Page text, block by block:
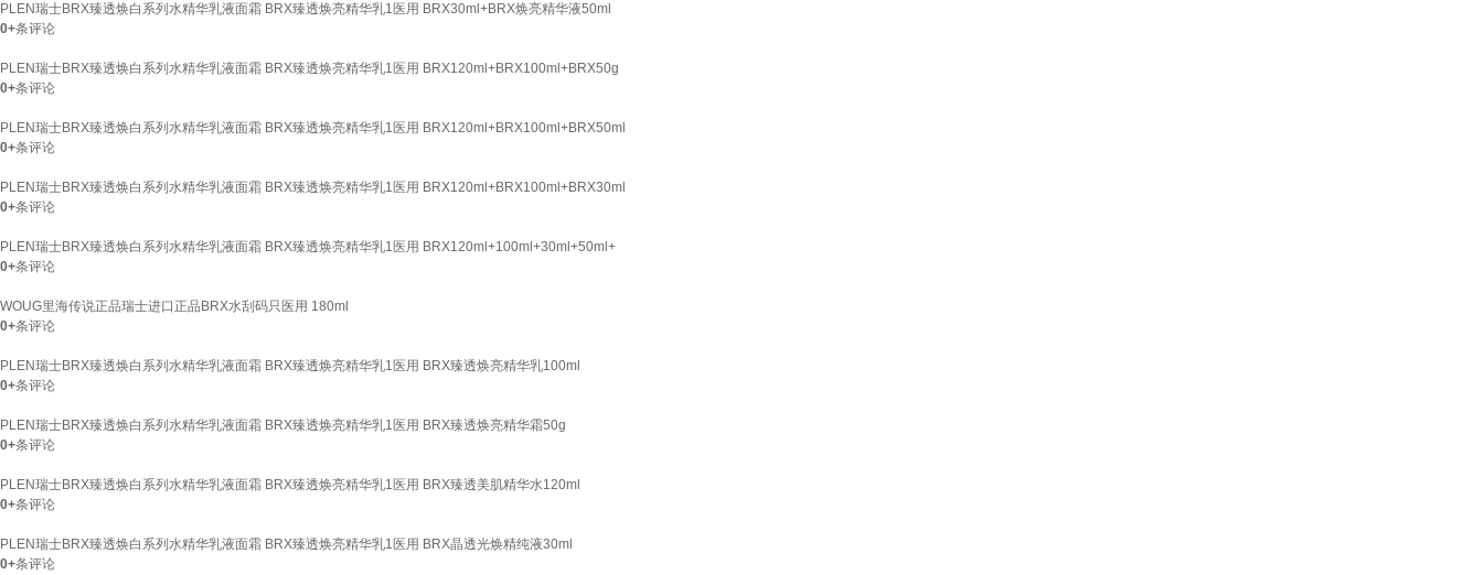
PLEN瑞士BRX臻透焕白系列水精华乳液面霜 BRX臻透焕亮精华乳1医用 BRX30ml+BRX焕亮精华液50ml
0+条评论
PLEN瑞士BRX臻透焕白系列水精华乳液面霜 BRX臻透焕亮精华乳1医用 BRX120ml+BRX100ml+BRX50g
0+条评论
PLEN瑞士BRX臻透焕白系列水精华乳液面霜 BRX臻透焕亮精华乳1医用 BRX120ml+BRX100ml+BRX50ml
0+条评论
PLEN瑞士BRX臻透焕白系列水精华乳液面霜 BRX臻透焕亮精华乳1医用 BRX120ml+BRX100ml+BRX30ml
0+条评论
PLEN瑞士BRX臻透焕白系列水精华乳液面霜 BRX臻透焕亮精华乳1医用 BRX120ml+100ml+30ml+50ml+
0+条评论
WOUG里海传说正品瑞士进口正品BRX水刮码只医用 180ml
0+条评论
PLEN瑞士BRX臻透焕白系列水精华乳液面霜 BRX臻透焕亮精华乳1医用 BRX臻透焕亮精华乳100ml
0+条评论
PLEN瑞士BRX臻透焕白系列水精华乳液面霜 BRX臻透焕亮精华乳1医用 BRX臻透焕亮精华霜50g
0+条评论
PLEN瑞士BRX臻透焕白系列水精华乳液面霜 BRX臻透焕亮精华乳1医用 BRX臻透美肌精华水120ml
0+条评论
PLEN瑞士BRX臻透焕白系列水精华乳液面霜 BRX臻透焕亮精华乳1医用 BRX晶透光焕精纯液30ml
0+条评论